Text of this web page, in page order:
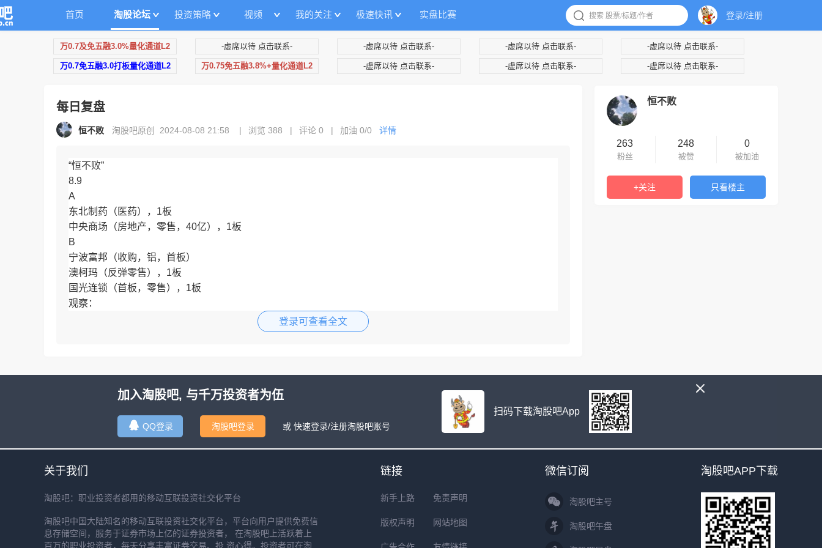
首页 淘股论坛 投资策略 视频 我的关注 极速快讯 实盘比赛 登录/注册
恒不败
263
粉丝
248
被赞
0
被加油
+关注 只看楼主
万0.7及免五融3.0%量化通道L2 -虚席以待 点击联系- -虚席以待 点击联系- -虚席以待 点击联系- -虚席以待 点击联系-
万0.7免五融3.0打板量化通道L2 万0.75免五融3.8%+量化通道L2 -虚席以待 点击联系- -虚席以待 点击联系- -虚席以待 点击联系-
每日复盘
恒不败 淘股吧原创 2024-08-08 21:58 | 浏览 388 | 评论 0 | 加油 0/0 详情
“恒不败”
8.9
A
东北制药（医药），1板
中央商场（房地产，零售，40亿），1板
B
宁波富邦（收购，铝，首板）
澳柯玛（反弹零售），1板
国光连锁（首板，零售），1板
观察：
凯瑞德✔️，1板✓
40亿流通，创新药，前天缩量下跌，昨天天反包涨停，看涨✓
登录可查看全文
加入淘股吧, 与千万投资者为伍
QQ登录 淘股吧登录 或 快速登录/注册淘股吧账号
扫码下载淘股吧App
关于我们
淘股吧：职业投资者都用的移动互联投资社交化平台
淘股吧中国大陆知名的移动互联投资社交化平台，平台向用户提供免费信
息存储空间，服务于证券市场上亿的证券投资者， 在淘股吧上活跃着上
百万的职业投资者，每天分享丰富证券交易、投 资心得。投资者可在淘
链接
新手上路 免责声明
版权声明 网站地图
微信订阅
淘股吧主号
淘股吧午盘
淘股吧APP下载